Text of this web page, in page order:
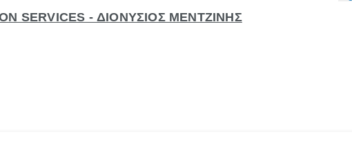
SERVICES - ΔΙΟΝΥΣΙΟΣ ΜΕΝΤΖΙΝΗΣ